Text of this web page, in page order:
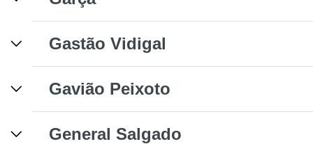
Gastão Vidigal
Gavião Peixoto
General Salgado